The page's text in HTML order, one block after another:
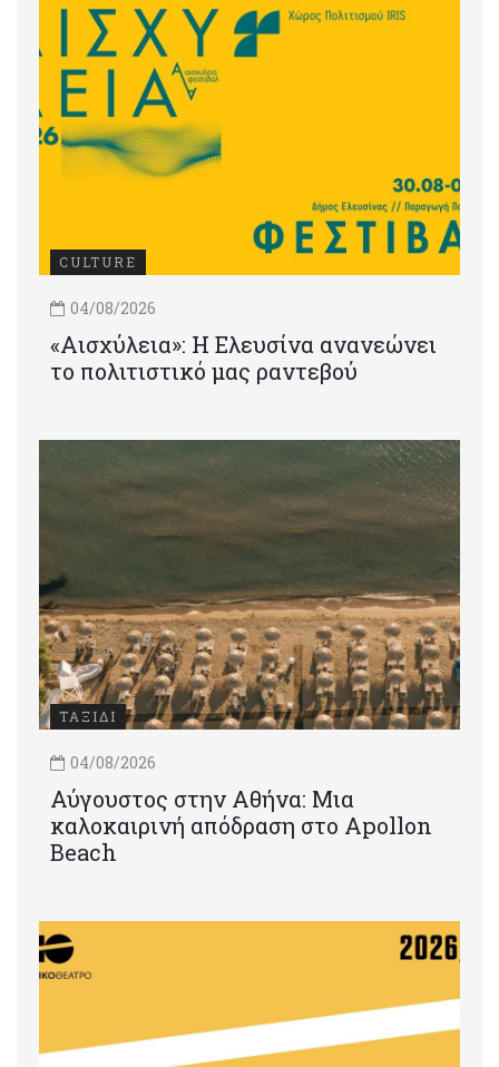
CULTURE
04/08/2026
«Αισχύλεια»: Η Ελευσίνα ανανεώνει
το πολιτιστικό μας ραντεβού
ΤΑΞΙΔΙ
04/08/2026
Αύγουστος στην Αθήνα: Μια
καλοκαιρινή απόδραση στο Apollon
Beach